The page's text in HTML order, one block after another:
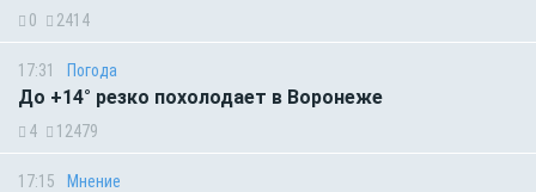
0 2414
17:31 Погода
До +14° резко похолодает в Воронеже
4 12479
17:15 Мнение